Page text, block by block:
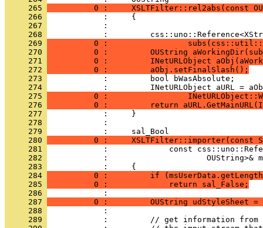
     265
0 :     XSLTFilter::rel2abs(const
     266
     267
     268
     269
0 :
     270
0 :         OUString
     271
0 :         INetURLObject
     272
          0 :         aObj.setFinalSlash();
     273
     274
     275
0 :
     276
0 :         return
     277
     278
            :
     279
     280
0 :     XSLTFilter::importer(const
     281
     282
     283
     284
0 :         if
     285
          0 :             return sal_False;
     286
     287
0 :         OUString udStyleSheet =
     288
     289